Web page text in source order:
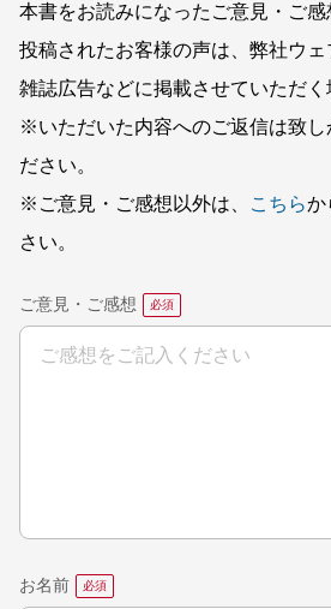
本書をお読みになったご意見・ご感
投稿されたお客様の声は、弊社ウェ
雑誌広告などに掲載させていただく
※いただいた内容へのご返信は致し
ださい。
※ご意見・ご感想以外は、
こちらか
さい。
ご意見・ご感想
お名前